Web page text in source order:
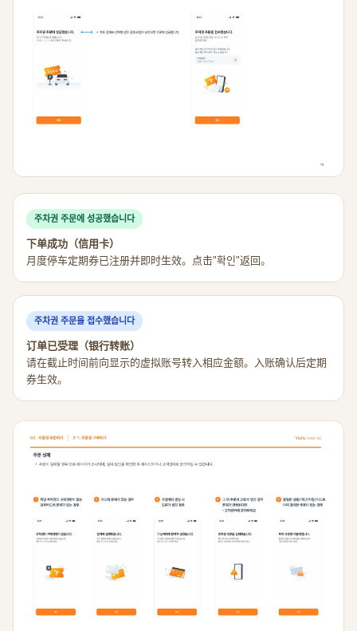
주차권 주문에 성공했습니다
下单成功（信用卡）
月度停车定期券已注册并即时生效。点击"확인"返回。
주차권 주문을 접수했습니다
订单已受理（银行转账）
请在截止时间前向显示的虚拟账号转入相应金额。入账确认后定期
券生效。